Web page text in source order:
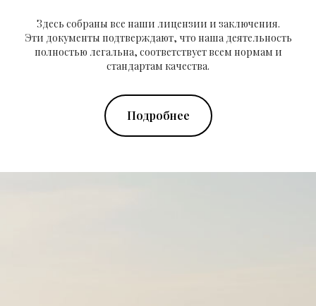
Здесь собраны все наши лицензии и заключения.
Эти документы подтверждают, что наша деятельность
полностью легальна, соответствует всем нормам и
стандартам качества.
Подробнее